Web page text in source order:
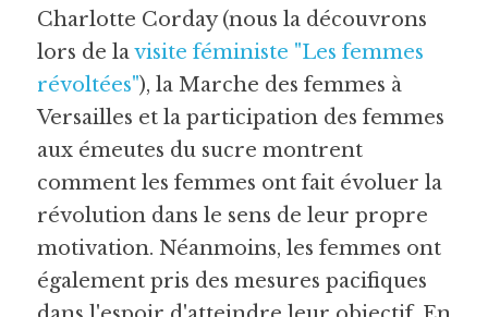
Charlotte Corday (nous la découvrons
lors de la visite féministe "Les femmes
révoltées"), la Marche des femmes à
Versailles et la participation des femmes
aux émeutes du sucre montrent
comment les femmes ont fait évoluer la
révolution dans le sens de leur propre
motivation. Néanmoins, les femmes ont
également pris des mesures pacifiques